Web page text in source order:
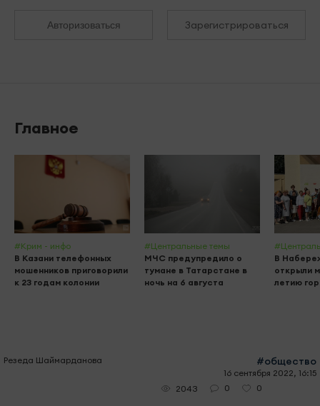
Авторизоваться Зарегистрироваться
Главное
#Крим - инфо
В Казани телефонных
мошенников приговорили
к 23 годам колонии
#Центральные темы
МЧС предупредило о
тумане в Татарстане в
ночь на 6 августа
В
открыли
летию
Резеда Шаймарданова #общество
16 сентября 2022, 16:15
2043
0 0